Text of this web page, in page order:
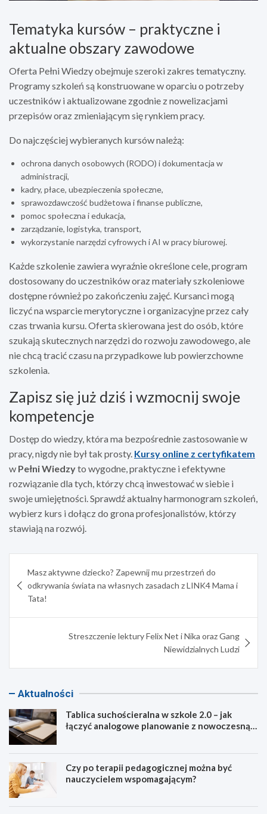
Tematyka kursów – praktyczne i
aktualne obszary zawodowe
Oferta Pełni Wiedzy obejmuje szeroki zakres tematyczny.
Programy szkoleń są konstruowane w oparciu o potrzeby
uczestników i aktualizowane zgodnie z nowelizacjami
przepisów oraz zmieniającym się rynkiem pracy.
Do najczęściej wybieranych kursów należą:
ochrona danych osobowych (RODO) i dokumentacja w
administracji,
kadry, płace, ubezpieczenia społeczne,
sprawozdawczość budżetowa i finanse publiczne,
pomoc społeczna i edukacja,
zarządzanie, logistyka, transport,
wykorzystanie narzędzi cyfrowych i AI w pracy biurowej.
Każde szkolenie zawiera wyraźnie określone cele, program
dostosowany do uczestników oraz materiały szkoleniowe
dostępne również po zakończeniu zajęć. Kursanci mogą
liczyć na wsparcie merytoryczne i organizacyjne przez cały
czas trwania kursu. Oferta skierowana jest do osób, które
szukają skutecznych narzędzi do rozwoju zawodowego, ale
nie chcą tracić czasu na przypadkowe lub powierzchowne
szkolenia.
Zapisz się już dziś i wzmocnij swoje
kompetencje
Dostęp do wiedzy, która ma bezpośrednie zastosowanie w
pracy, nigdy nie był tak prosty. Kursy online z certyfikatem
w Pełni Wiedzyto wygodne, praktyczne i efektywne
rozwiązanie dla tych, którzy chcą inwestować w siebie i
swoje umiejętności. Sprawdź aktualny harmonogram szkoleń,
wybierz kurs i dołącz do grona profesjonalistów, którzy
stawiają na rozwój.
wpisu
Masz aktywne dziecko? Zapewnij mu przestrzeń do
odkrywania świata na własnych zasadach z LINK4 Mama i
Tata!
Streszczenie lektury Felix Net i Nika oraz Gang
Niewidzialnych Ludzi
Aktualności
Tablica suchościeralna w szkole 2.0 – jak
łączyć analogowe planowanie z nowoczesną
Czy po terapii pedagogicznej można być
nauczycielem wspomagającym?